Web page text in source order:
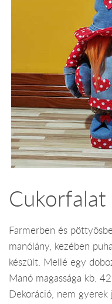
Cukorfalat
Farmerben és
manólány, kezében
készült. Mellé egy
Manó magassága kb.
Dekoráció, nem gyerek